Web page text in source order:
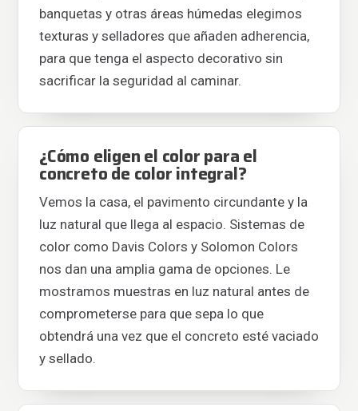
banquetas y otras áreas húmedas elegimos
texturas y selladores que añaden adherencia,
para que tenga el aspecto decorativo sin
sacrificar la seguridad al caminar.
¿Cómo eligen el color para el
concreto de color integral?
Vemos la casa, el pavimento circundante y la
luz natural que llega al espacio. Sistemas de
color como Davis Colors y Solomon Colors
nos dan una amplia gama de opciones. Le
mostramos muestras en luz natural antes de
comprometerse para que sepa lo que
obtendrá una vez que el concreto esté vaciado
y sellado.